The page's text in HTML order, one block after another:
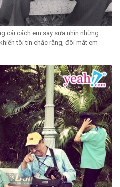
cái cách em say sưa nhìn những
tôi tin chắc rằng, đôi mắt em